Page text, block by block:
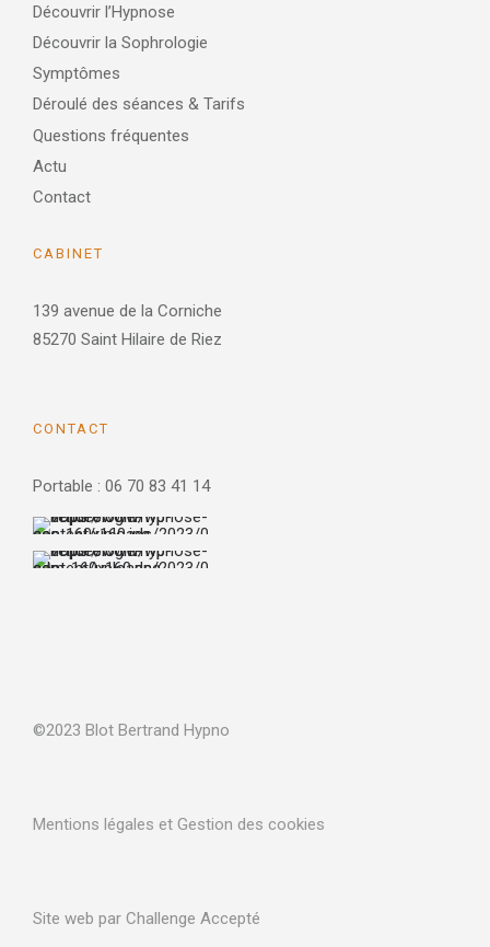
Découvrir l’Hypnose
Découvrir la Sophrologie
Symptômes
Déroulé des séances & Tarifs
Questions fréquentes
Actu
Contact
CABINET
139 avenue de la Corniche
85270 Saint Hilaire de Riez
CONTACT
Portable : 06 70 83 41 14
©2023 Blot Bertrand Hypno
Mentions légales et Gestion des cookies
Site web par Challenge Accepté